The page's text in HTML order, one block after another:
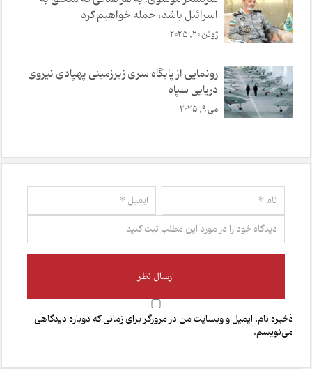
اسرائیل باشد، حمله خواهیم کرد
ژوئن 20, 2025
رونمایی از پایگاه سری زیرزمینی پهپادی نیروی
دریایی سپاه
می 9, 2025
ذخیره نام، ایمیل و وبسایت من در مرورگر برای زمانی که دوباره دیدگاهی
می‌نویسم.